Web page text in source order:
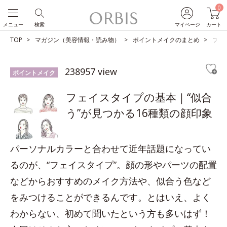
マイページ
0
カート
検索
メニュー
TOP マガジン（美容情報・読み物） ポイントメイクのまとめ フェ
ポイントメイク 238957 view
フェイスタイプの基本｜“似合
う”が見つかる16種類の顔印象
パーソナルカラーと合わせて近年話題になってい
るのが、“フェイスタイプ”。顔の形やパーツの配置
などからおすすめのメイク方法や、似合う色など
をみつけることができるんです。とはいえ、よく
わからない、初めて聞いたという方も多いはず！